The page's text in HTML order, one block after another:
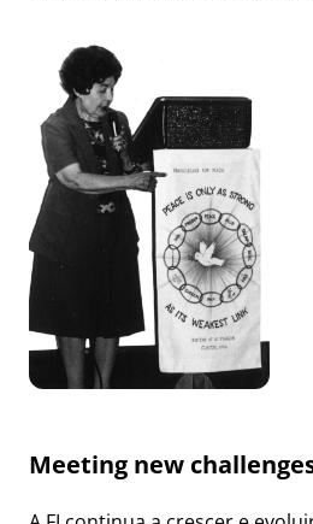
Meeting new